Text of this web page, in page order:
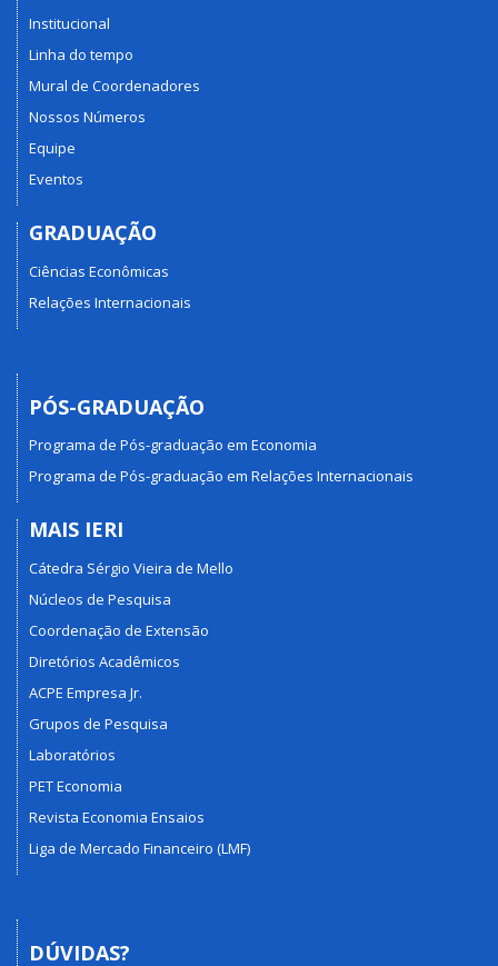
Institucional
Linha do tempo
Mural de Coordenadores
Nossos Números
Equipe
Eventos
GRADUAÇÃO
Ciências Econômicas
Relações Internacionais
PÓS-GRADUAÇÃO
Programa de Pós-graduação em Economia
Programa de Pós-graduação em Relações Internacionais
MAIS IERI
Cátedra Sérgio Vieira de Mello
Núcleos de Pesquisa
Coordenação de Extensão
Diretórios Acadêmicos
ACPE Empresa Jr.
Grupos de Pesquisa
Laboratórios
PET Economia
Revista Economia Ensaios
Liga de Mercado Financeiro (LMF)
DÚVIDAS?